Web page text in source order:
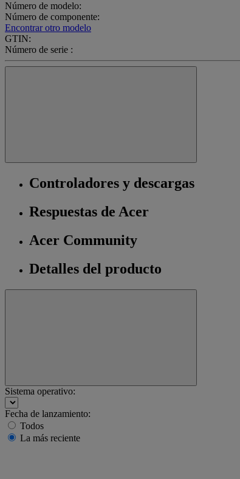
Número de modelo:
Número de componente:
Encontrar otro modelo
GTIN:
Número de serie :
Controladores y descargas
Respuestas de Acer
Acer Community
Detalles del producto
Sistema operativo:
Fecha de lanzamiento:
Todos
La más reciente